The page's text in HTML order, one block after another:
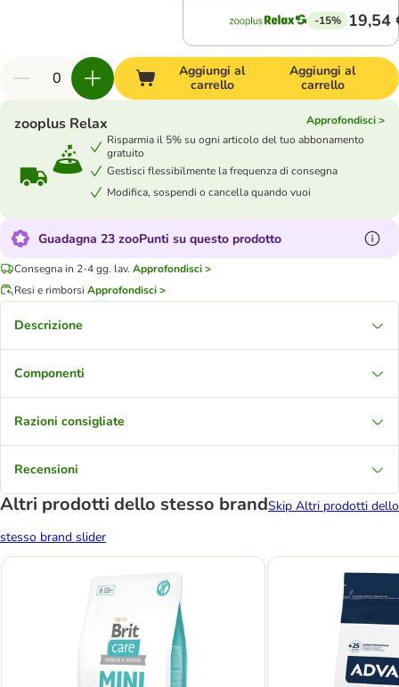
-15% 19,54
Aggiungi al
carrello
Aggiungi al
carrello
zooplus Relax
Approfondisci >
Risparmia il 5% su ogni articolo del tuo abbonamento
gratuito
Gestisci flessibilmente la frequenza di consegna
Modifica, sospendi o cancella quando vuoi
Guadagna 23 zooPunti su questo prodotto
Consegna in 2-4 gg. lav. Approfondisci >
Resi e rimborsi Approfondisci >
Descrizione
Componenti
Razioni consigliate
Recensioni
Altri prodotti dello stesso brandSkip Altri prodotti dello
stesso brand slider